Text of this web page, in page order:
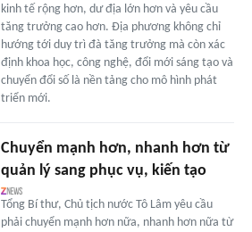
kinh tế rộng hơn, dư địa lớn hơn và yêu cầu
tăng trưởng cao hơn. Địa phương không chỉ
hướng tới duy trì đà tăng trưởng mà còn xác
định khoa học, công nghệ, đổi mới sáng tạo và
chuyển đổi số là nền tảng cho mô hình phát
triển mới.
Chuyển mạnh hơn, nhanh hơn từ
quản lý sang phục vụ, kiến tạo
Tổng Bí thư, Chủ tịch nước Tô Lâm yêu cầu
phải chuyển mạnh hơn nữa, nhanh hơn nữa từ